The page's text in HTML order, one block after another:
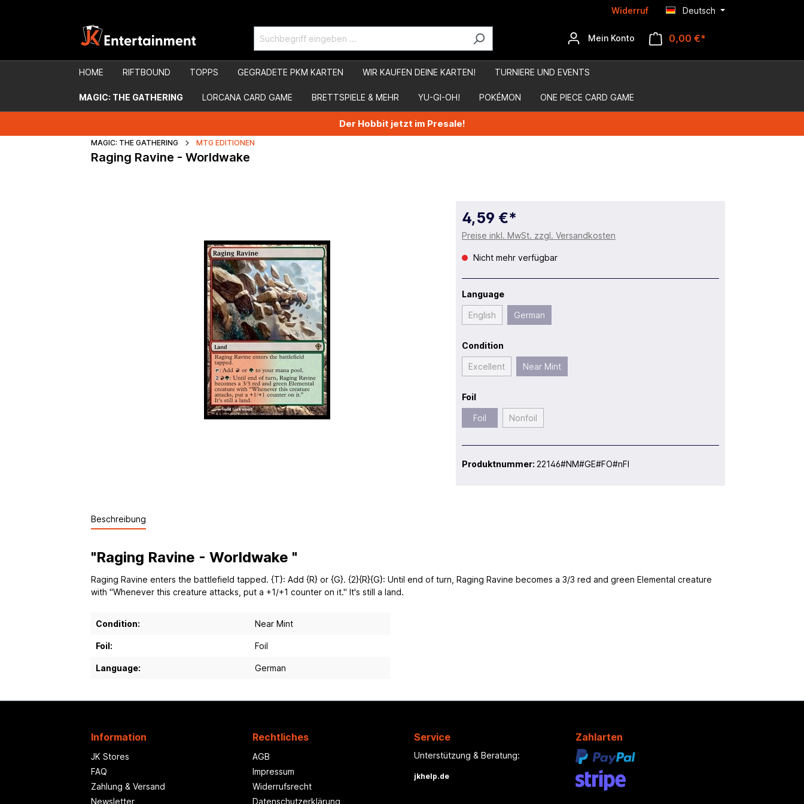
Widerruf Deutsch
Mein Konto 0,00 €*
HOME RIFTBOUND TOPPS GEGRADETE PKM KARTEN WIR KAUFEN DEINE KARTEN! TURNIERE UND EVENTS
MAGIC: THE GATHERING LORCANA CARD GAME BRETTSPIELE & MEHR YU-GI-OH! POKÉMON ONE PIECE CARD GAME
Der Hobbit jetzt im Presale!
MAGIC: THE GATHERING MTG EDITIONEN
Raging Ravine - Worldwake
4,59 €*
Preise inkl. MwSt. zzgl. Versandkosten
Nicht mehr verfügbar
Language
English German
Condition
Excellent Near Mint
Foil
Foil Nonfoil
Produktnummer: 22146#NM#GE#FO#nFI
Beschreibung
"Raging Ravine - Worldwake "
Raging Ravine enters the battlefield tapped. {T}: Add {R} or {G}. {2}{R}{G}: Until end of turn, Raging Ravine becomes a 3/3 red and green Elemental creature
with "Whenever this creature attacks, put a +1/+1 counter on it." It's still a land.
Condition: Near Mint
Foil: Foil
Language: German
Information
JK Stores
FAQ
Zahlung & Versand
Newsletter
Rechtliches
AGB
Impressum
Widerrufsrecht
Datenschutzerklärung
Service
Unterstützung & Beratung:
jkhelp.de
Zahlarten